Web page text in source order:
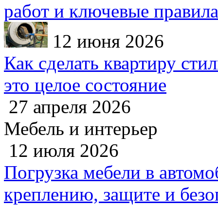
работ и ключевые правила
12 июня 2026
Как сделать квартиру
это целое состояние
27 апреля 2026
Мебель и интерьер
12 июля 2026
Погрузка мебели в
креплению, защите и